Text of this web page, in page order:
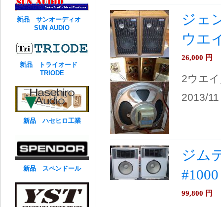
ジェ
ウエ
26,000 円
2ウエ
2013/11
ジム
99,800 円
新品 サンオーディオ
SUN AUDIO
新品 トライオード
TRIODE
新品 ハセヒロ工業
新品 スペンドール